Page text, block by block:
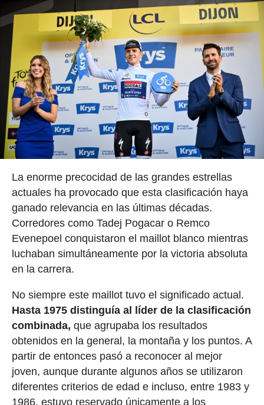
La enorme precocidad de las grandes estrellas
actuales ha provocado que esta clasificación haya
ganado relevancia en las últimas décadas.
Corredores como Tadej Pogacar o Remco
Evenepoel conquistaron el maillot blanco mientras
luchaban simultáneamente por la victoria absoluta
en la carrera.
No siempre este maillot tuvo el significado actual.
Hasta 1975 distinguía al líder de la clasificación
combinada, que agrupaba los resultados
obtenidos en la general, la montaña y los puntos. A
partir de entonces pasó a reconocer al mejor
joven, aunque durante algunos años se utilizaron
diferentes criterios de edad e incluso, entre 1983 y
1986, estuvo reservado únicamente a los